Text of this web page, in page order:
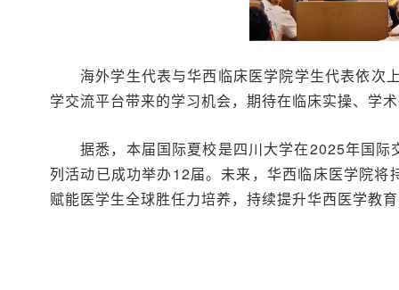
海外学生代表与华西临床医学院学生代表依次
学交流平台带来的学习机会，期待在临床实操、学
据悉，本届国际夏校是四川大学在2025年国际
列活动已成功举办12届。未来，华西临床医学院
赋能医学生全球胜任力培养，持续提升华西医学教